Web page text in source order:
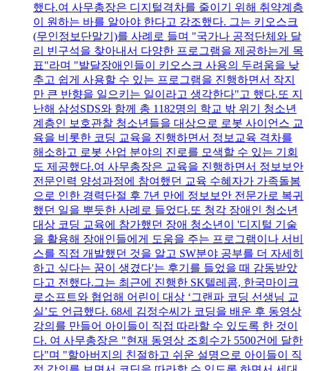
했다.여 사무총장은 디지털격차를 줄이기 위해 취약계층
이 원하는 바를 알아야 한다고 강조했다. 그는 키오스크
(무인정보단말기)를 사례로 들며 "국가나 공적단체와 달
리 빈구석을 찾아내서 다양한 프로그램을 제공하는게 목
표"라며 "발달장애인들이 키오스크 사용의 두려움을 낮
추고 쉽게 사용할 수 있는 프로그램을 진행하면서 작지
만 큰 반향을 일으키는 일이라고 생각한다"고 했다.또 지
난해 삼성SDS와 함께 총 1182명의 학교 밖 위기 청소년
계층인 보호관찰 청소년들을 대상으로 로봇 사이언스 교
육을 비롯한 코딩 교육을 진행하면서 정보교육 격차를
해소하고 로봇 산업 분야의 진로를 모색할 수 있는 기회
도 제공했다.여 사무총장은 교육을 진행하면서 정보보안
전문인력 양성과정에 참여했던 교육 수혜자가 가족돌봄
으로 인한 경력단절 후 7년 만에 정보보안 전문가로 복귀
했던 일을 뿌듯한 사례로 들었다.또 청각 장애인 청소년
대상 코딩 교육에 참가했던 장애 청소년이 '디지털 기술
을 활용해 장애인들에게 도움을 주는 프로그램이나 서비
스를 직접 개발했던 것을 알고 SW분야 공부를 더 자세히
하고 싶다는 꿈이 생겼다'는 후기를 들었을 때 감동받았
다고 전했다.그는 최근에 진행한 SK텔레콤, 한국마이크
로소프트와 협업해 어린이 대상 ‘그랜파 코딩 선생님 교
실’도 언급했다. 68세 김정수씨가 코딩을 배운 후 동영상
강의를 만들어 아이들이 직접 따라할 수 있도록 한 것이
다. 여 사무총장은 "현재 동영상 조회수가 5500건에 달한
다"며 "할아버지의 친절하고 쉬운 설명으로 아이들이 직